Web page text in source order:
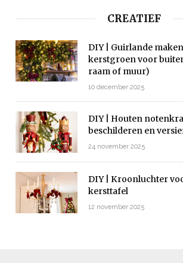
CREATIEF
DIY | Guirlande
kerstgroen voor
raam of muur)
10 december 2025
DIY | Houten
beschilderen en
24 november 2025
DIY | Kroonluchter
kersttafel
12 november 2025